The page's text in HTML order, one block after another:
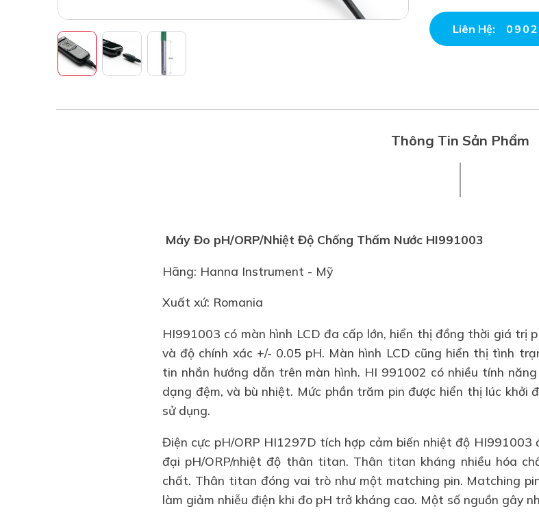
Liên Hệ:
Thông Tin Sản Phẩm
Máy Đo pH/ORP/Nhiệt Độ Chống Thấm Nước HI991003
Hãng: Hanna Instrument - Mỹ
Xuất xứ: Romania
HI991003 có màn hình LCD đa cấp lớn, hiển thị đồng thời giá trị
và độ chính xác +/- 0.05 pH. Màn hình LCD cũng hiển thị tình
tin nhắn hướng dẫn trên màn hình. HI 991002 có nhiều tính
dạng đệm, và bù nhiệt. Mức phần trăm pin được hiển thị lúc khởi
sử dụng.
Điện cực pH/ORP HI1297D tích hợp cảm biến nhiệt độ HI991003
đại pH/ORP/nhiệt độ thân titan. Thân titan kháng nhiều hóa
chất. Thân titan đóng vai trò như một matching pin. Matching
làm giảm nhiễu điện khi đo pH trở kháng cao. Một số nguồn gây